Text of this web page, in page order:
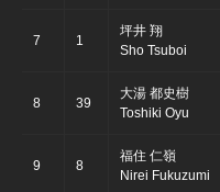
7 1
坪井 翔
Sho Tsuboi
8 39
大湯 都史樹
Toshiki Oyu
9 8
福住 仁嶺
Nirei Fukuzumi